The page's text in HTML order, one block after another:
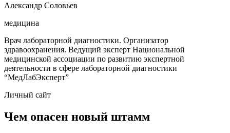
Александр Соловьев
медицина
Врач лабораторной диагностики. Организатор
здравоохранения. Ведущий эксперт Национальной
медицинской ассоциации по развитию экспертной
деятельности в сфере лабораторной диагностики
“МедЛабЭксперт”
Личный сайт
Чем опасен новый штамм